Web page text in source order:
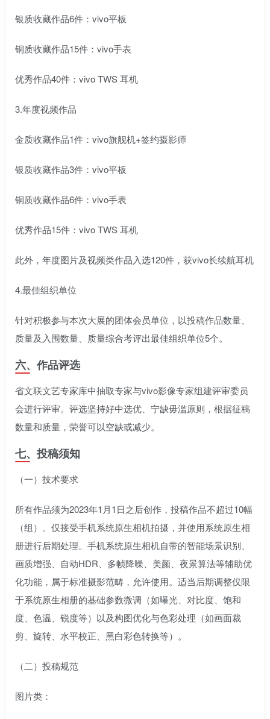
银质收藏作品6件：vivo平板
铜质收藏作品15件：vivo手表
优秀作品40件：vivo TWS 耳机
3.年度视频作品
金质收藏作品1件：vivo旗舰机+签约摄影师
银质收藏作品3件：vivo平板
铜质收藏作品6件：vivo手表
优秀作品15件：vivo TWS 耳机
此外，年度图片及视频类作品入选120件，获vivo长续航耳机
4.最佳组织单位
针对积极参与本次大展的团体会员单位，以投稿作品数量、
质量及入围数量、质量综合考评出最佳组织单位5个。
六、作品评选
省文联文艺专家库中抽取专家与vivo影像专家组建评审委员
会进行评审。评选坚持好中选优、宁缺毋滥原则，根据征稿
数量和质量，荣誉可以空缺或减少。
七、投稿须知
（一）技术要求
所有作品须为2023年1月1日之后创作，投稿作品不超过10幅
（组）。仅接受手机系统原生相机拍摄，并使用系统原生相
册进行后期处理。手机系统原生相机自带的智能场景识别、
画质增强、自动HDR、多帧降噪、美颜、夜景算法等辅助优
化功能，属于标准摄影范畴，允许使用。适当后期调整仅限
于系统原生相册的基础参数微调（如曝光、对比度、饱和
度、色温、锐度等）以及构图优化与色彩处理（如画面裁
剪、旋转、水平校正、黑白彩色转换等）。
（二）投稿规范
图片类：